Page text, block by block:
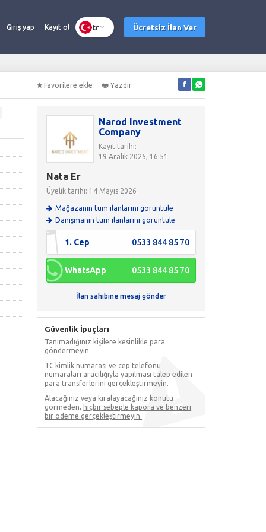
Giriş yap Kayıt ol tr Ücretsiz İlan Ver
Favorilere ekle Yazdır
Narod Investment
Company
Kayıt tarihi:
19 Aralık 2025, 16:51
Nata Er
Üyelik tarihi: 14 Mayıs 2026
Mağazanın tüm ilanlarını görüntüle
Danışmanın tüm ilanlarını görüntüle
1. Cep 0533 844 85 70
WhatsApp 0533 844 85 70
İlan sahibine mesaj gönder
Güvenlik İpuçları
Tanımadığınız kişilere kesinlikle para
göndermeyin.
TC kimlik numarası ve cep telefonu
numaraları aracılığıyla yapılması talep edilen
para transferlerini gerçekleştirmeyin.
Alacağınız veya kiralayacağınız konutu
görmeden, hiçbir sebeple kapora ve benzeri
bir ödeme gerçekleştirmeyin.